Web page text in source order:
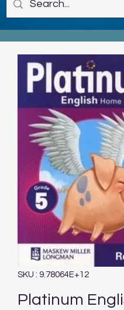
SKU : 9.78064E+12
Platinum